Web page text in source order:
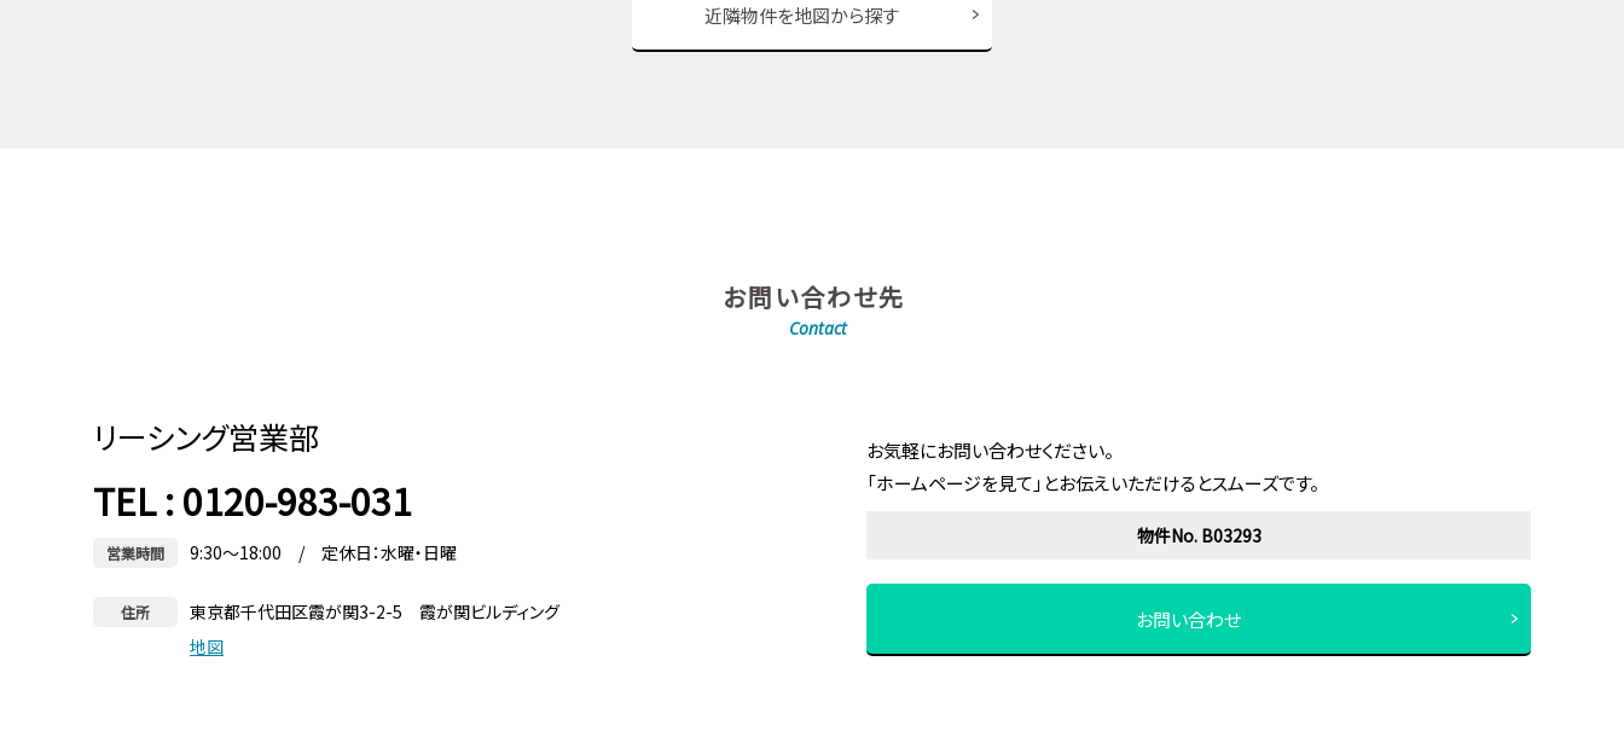
近隣物件を地図から探す
お問い合わせ先
Contact
お気軽にお問い合わせください。
「ホームページを見て」とお伝えいただけるとスムーズです。
物件No. B03293
お問い合わせ
リーシング営業部
TEL : 0120-983-031
営業時間 9:30～18:00 / 定休日：水曜・日曜
住所
東京都千代田区霞が関3-2-5 霞が関ビルディング
地図